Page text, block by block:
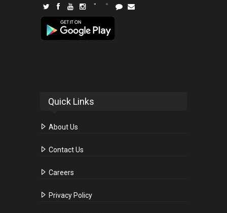
Quick Links
About Us
Contact Us
Careers
Privacy Policy